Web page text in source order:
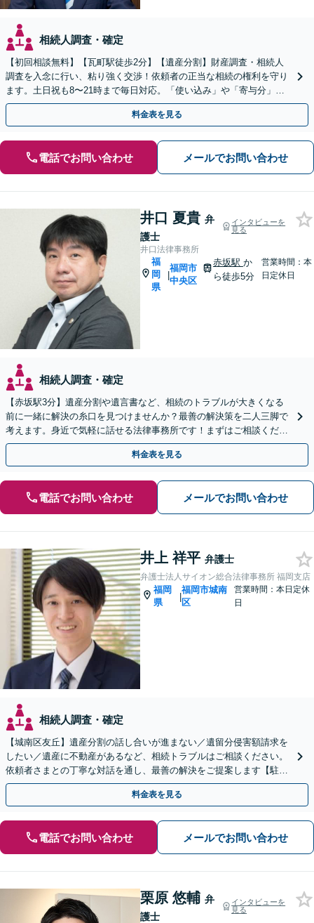
相続人調査・確定
【初回相談無料】【瓦町駅徒歩2分】【遺産分割】財産調査・相続人
調査を入念に行い、粘り強く交渉！依頼者の正当な相続の権利を守り
ます。土日祝も8〜21時まで毎日対応。「使い込み」や「寄与分」の
調査もお任せください！【遺言書作成や相続放棄も対応】
料金表を見る
電話でお問い合わせ メールでお問い合わせ
井口 夏貴 弁
護士
インタビューを
見る
井口法律事務所
福
岡
県
|
福岡市
中央区
赤坂駅 か
ら徒歩5分
営業時間：本
日定休日
相続人調査・確定
【赤坂駅3分】遺産分割や遺言書など、相続のトラブルが大きくなる
前に一緒に解決の糸口を見つけませんか？最善の解決策を二人三脚で
考えます。身近で気軽に話せる法律事務所です！まずはご相談くださ
い【夜間・休日相談可】【電話・WEB面談可】
料金表を見る
電話でお問い合わせ メールでお問い合わせ
井上 祥平 弁護士
弁護士法人サイオン総合法律事務所 福岡支店
福岡
県
|
福岡市城南
区
営業時間：本日定休
日
相続人調査・確定
【城南区友丘】遺産分割の話し合いが進まない／遺留分侵害額請求を
したい／遺産に不動産があるなど、相続トラブルはご相談ください。
依頼者さまとの丁寧な対話を通し、最善の解決をご提案します【駐車
場あり】【バス停目の前】
料金表を見る
電話でお問い合わせ メールでお問い合わせ
栗原 悠輔 弁
護士
インタビューを
見る